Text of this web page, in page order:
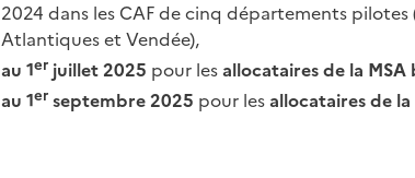
2024 dans les CAF de cinq départements
Atlantiques et Vendée),
au 1er juillet 2025 pour lesallocataires de la
au 1er septembre 2025 pour lesallocataires de